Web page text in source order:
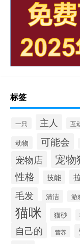
标签
一只 主人 互
动物 可能会
宠物店 宠物
性格 技能
毛发 清洁 游
猫咪 猫砂
自己的 营养